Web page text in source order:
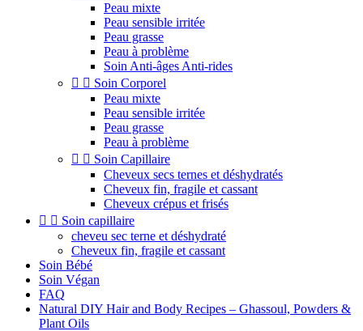
Peau mixte
Peau sensible irritée
Peau grasse
Peau à problème
Soin Anti-âges Anti-rides
  Soin Corporel
Peau mixte
Peau sensible irritée
Peau grasse
Peau à problème
  Soin Capillaire
Cheveux secs ternes et déshydratés
Cheveux fin, fragile et cassant
Cheveux crépus et frisés
  Soin capillaire
cheveu sec terne et déshydraté
Cheveux fin, fragile et cassant
Soin Bébé
Soin Végan
FAQ
Natural DIY Hair and Body Recipes – Ghassoul, Powders &
Plant Oils